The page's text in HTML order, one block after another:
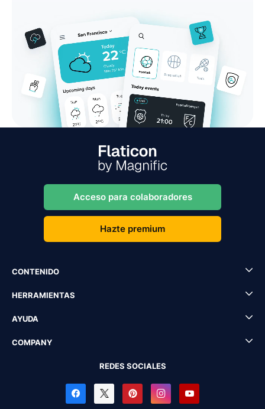
Acceso para colaboradores
Hazte premium
CONTENIDO
HERRAMIENTAS
AYUDA
COMPANY
REDES SOCIALES